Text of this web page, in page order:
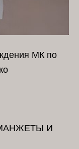
МК по
И